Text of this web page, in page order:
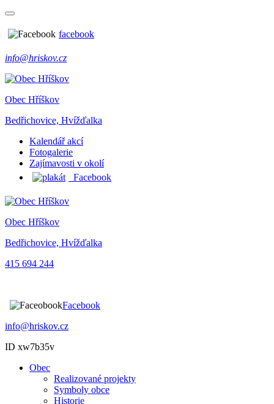
facebook
info@hriskov.cz
Obec Hříškov
Bedřichovice, Hvížďalka
Kalendář akcí
Fotogalerie
Zajímavosti v okolí
Facebook
Obec Hříškov
Bedřichovice, Hvížďalka
415 694 244
Facebook
info@hriskov.cz
ID xw7b35v
Obec
Realizované projekty
Symboly obce
Historie